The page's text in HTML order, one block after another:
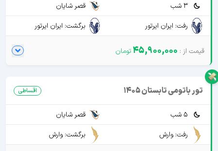
3 شب
قصر شایان
رفت: ایران ایرتور
برگشت: ایران ایرتور
45,900,000
تور باتومی تابستان 1405 اقساطی
5 شب
قصر شایان
رفت: وارش
برگشت: وارش